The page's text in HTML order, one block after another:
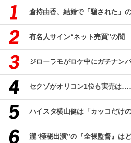
倉持由香、結婚で「騙された」
有名人サイン“ネット売買”の闇
ジローラモがロケ中にガチナンパ
セクゾがオリコン1位も実売は
ハイスタ横山健は「カッコだけの
瀧“極秘出演”の『全裸監督』は